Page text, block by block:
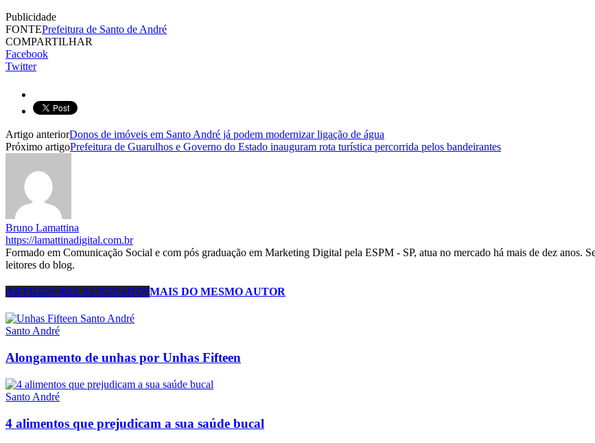
Publicidade
FONTEPrefeitura de Santo de André
COMPARTILHAR
Facebook
Twitter
Artigo anteriorDonos de imóveis em Santo André já podem modernizar ligação de água
Próximo artigoPrefeitura de Guarulhos e Governo do Estado inauguram rota turística percorrida pelos bandeirantes
Bruno Lamattina
https://lamattinadigital.com.br
Formado em Comunicação Social e com pós graduação em Marketing Digital pela ESPM - SP, atua no mercado há mais de dez anos.
leitores do blog.
ARTIGOS RELACIONADOSMAIS DO MESMO AUTOR
Santo André
Alongamento de unhas por Unhas Fifteen
Santo André
4 alimentos que prejudicam a sua saúde bucal